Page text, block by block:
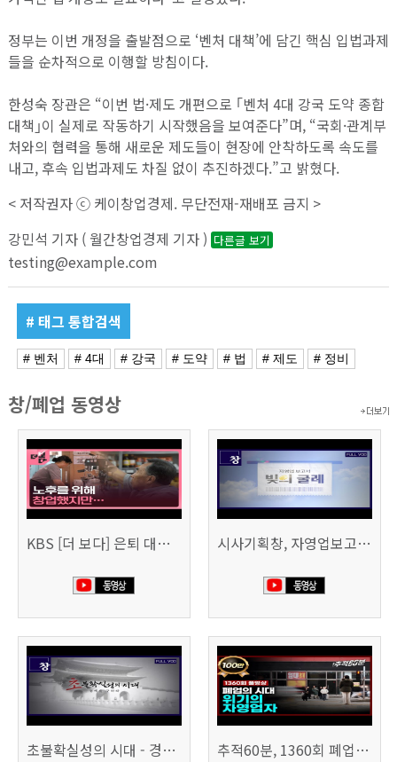
정부는 이번 개정을 출발점으로 ‘벤처 대책’에 담긴 핵심 입법과제
들을 순차적으로 이행할 방침이다.
한성숙 장관은 “이번 법·제도 개편으로 ｢벤처 4대 강국 도약 종합
대책｣이 실제로 작동하기 시작했음을 보여준다”며, “국회·관계부
처와의 협력을 통해 새로운 제도들이 현장에 안착하도록 속도를
내고, 후속 입법과제도 차질 없이 추진하겠다.”고 밝혔다.
< 저작권자 ⓒ 케이창업경제. 무단전재-재배포 금지 >
강민석 기자 ( 월간창업경제 기자 ) 다른글 보기
testing@example.com
# 태그 통합검색
# 벤처 # 4대 # 강국 # 도약 # 법 # 제도 # 정비
창/폐업 동영상
KBS [더 보다] 은퇴 대신 폐업 시사기획창, 자영업보고서 빚의 굴레 507회 (KBS 25.6.10)
초불확실성의 시대 - 경제를 구하라 494회 (KBS 25.2.11) 추적60분, 1360회 폐업의 시대, 위기의 자영업자